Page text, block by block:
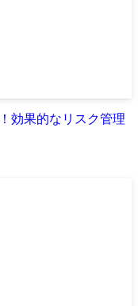
効果的なリスク管理